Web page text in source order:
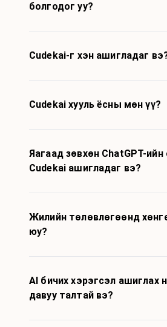
болгодог уу?
Cudekai-г хэн ашигладаг
Cudekai хууль ёсны мөн үү?
Яагаад зөвхөн ChatGPT-
Cudekai ашигладаг вэ?
Жилийн төлөвлөгөөнд
юу?
AI бичих хэрэгсэл ашиглах
давуу талтай вэ?